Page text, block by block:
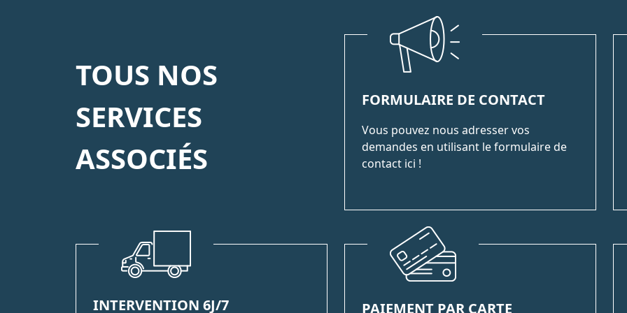
TOUS NOS
SERVICES
ASSOCIÉS
FORMULAIRE DE CONTACT
Vous pouvez nous adresser vos
demandes en utilisant le formulaire de
contact ici !
INTERVENTION 6J/7 PAIEMENT PAR CARTE